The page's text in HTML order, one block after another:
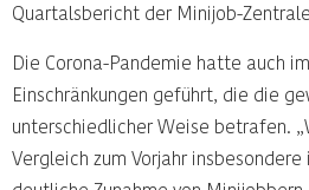
Quartalsbericht der Minijob-
Die Corona-Pandemie hatte auch
Einschränkungen geführt, die die
unterschiedlicher Weise betrafen.
Vergleich zum Vorjahr